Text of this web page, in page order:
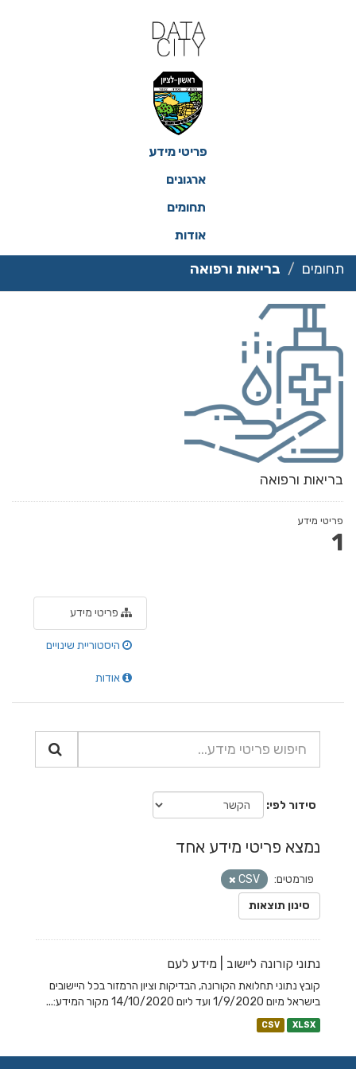
פריטי מידע
ארגונים
תחומים
אודות
תחומים בריאות ורפואה
בריאות ורפואה
פריטי מידע
1
פריטי מידע
היסטוריית שינויים
אודות
סידור לפי
נמצא פריטי מידע אחד
פורמטים:
CSV
סינון תוצאות
נתוני קורונה ליישוב | מידע לעם
קובץ נתוני תחלואת הקורונה, הבדיקות וציון הרמזור בכל היישובים
בישראל מיום 1/9/2020 ועד ליום 14/10/2020 מקור המידע:...
CSV XLSX